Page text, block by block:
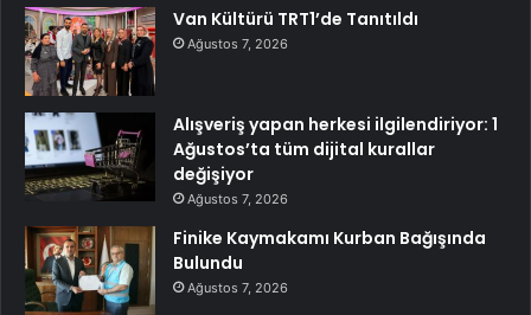
Van Kültürü TRT1’de Tanıtıldı
Ağustos 7, 2026
Alışveriş yapan herkesi ilgilendiriyor: 1
Ağustos’ta tüm dijital kurallar
değişiyor
Ağustos 7, 2026
Finike Kaymakamı Kurban Bağışında
Bulundu
Ağustos 7, 2026